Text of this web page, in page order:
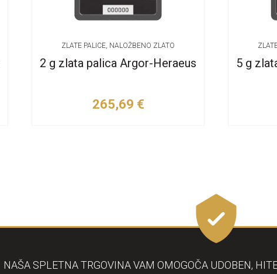
ZLATE PALICE, NALOŽBENO ZLATO
2 g zlata palica Argor-Heraeus
265,69 €
5 g
NAŠA SPLETNA TRGOVINA VAM OMOGOČA UDOBEN,